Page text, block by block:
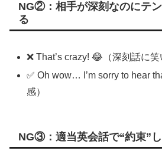
NG②：相手が深刻なのにテ
る
❌ That’s crazy! 😂（深刻話に笑
✅ Oh wow… I’m sorry to hear
感）
NG③：適当英会話で“約束”